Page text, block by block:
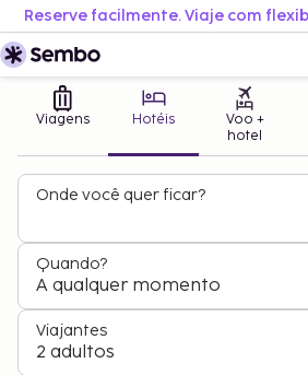
Viagens Hotéis
Voo +
hotel
Onde você quer ficar?
Quando?
A qualquer momento
Viajantes
2 adultos